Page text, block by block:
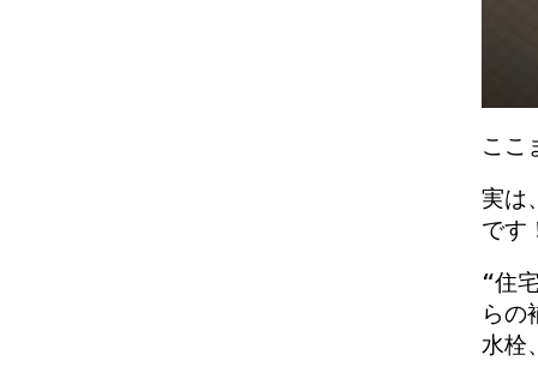
ここ
実は
です
“住
らの
水栓